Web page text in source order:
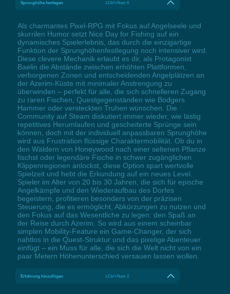
Sprunghöhe festlegen LCtrl+Num 6
Als charmantes Pixel-RPG mit Fokus auf Angelseele und
skurrilen Humor setzt Nice Day for Fishing auf ein
dynamisches Spielerlebnis, das durch die einzigartige
Funktion der Sprunghöhenfestlegung noch intensiver wird.
Diese clevere Mechanik erlaubt es dir, als Protagonist
Baelin die Abstände zwischen erhöhten Plattformen,
verborgenen Zonen und entscheidenden Angelplätzen an
der Azerim-Küste mit minimaler Anstrengung zu
überwinden – perfekt für alle, die sich schnelleren Zugang
zu raren Fischen, Questgegenständen wie Bodgers
Hammer oder versteckten Truhen wünschen. Die
Community auf Steam diskutiert immer wieder, wie lästig
repetitives Herumlaufen und gescheiterte Sprünge sein
können, doch mit der individuell anpassbaren Sprunghöhe
wird aus Frustration flüssige Charaktermobilität. Ob du in
den Wäldern von Honeywood nach einer seltenen Pflanze
fischst oder legendäre Fische in schwer zugänglichen
Klippenregionen anlockst, diese Option spart wertvolle
Spielzeit und hebt die Erkundung auf ein neues Level.
Spieler im Alter von 20 bis 30 Jahren, die sich für epische
Angelkämpfe und den Wiederaufbau des Dorfes
begeistern, profitieren besonders von der präzisen
Steuerung, die es ermöglicht, Abkürzungen zu nutzen und
den Fokus auf das Wesentliche zu legen: den Spaß an
der Reise durch Azerim. So wird aus einem scheinbar
simplen Mobility-Feature ein Game-Changer, der sich
nahtlos in die Quest-Struktur und das pixelige Abenteuer
einfügt – ein Muss für alle, die sich die Welt nicht von ein
paar Metern Höhenunterschied versauen lassen wollen.
Erfahrung hinzufügen LCtrl+Num 2